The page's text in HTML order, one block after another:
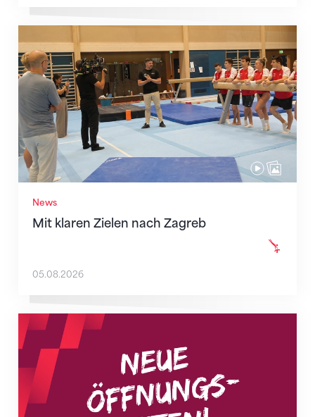
News
Mit klaren Zielen nach Zagreb
Mit klaren Zielen nach Zagreb
05.08.2026
Neue Empfangszeiten ab 1. August 2026